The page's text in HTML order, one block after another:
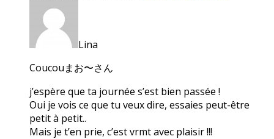
Lina
Coucouまお〜さん
j’espère que ta journée s’est bien passée !
Oui je vois ce que tu veux dire, essaies peut-être
petit à petit..
Mais je t’en prie, c’est vrmt avec plaisir !!!